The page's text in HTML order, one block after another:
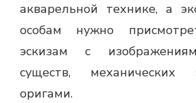
акварельной технике, а
особам нужно
эскизам с
существ,
оригами.